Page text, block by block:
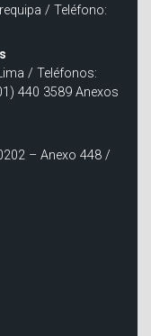
/ Teléfono:
/ Teléfonos:
440 3589 Anexos
– Anexo 448 /